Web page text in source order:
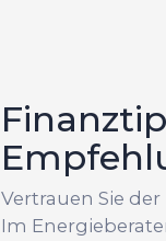
Finanztip
Vertrauen Sie
Im